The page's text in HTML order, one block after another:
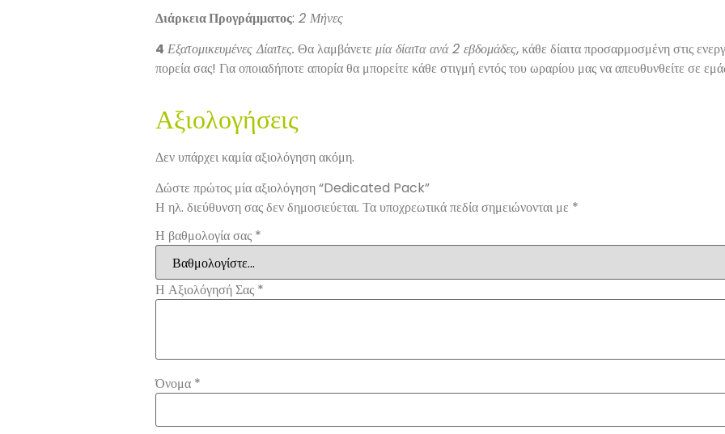
Διάρκεια Προγράμματος: 2 Μήνες
4 Εξατομικευμένες Δίαιτες. Θα λαμβάνετε μία δίαιτα ανά 2 εβδομάδες, κάθε δίαιτα προσαρμοσμένη στις
πορεία σας! Για οποιαδήποτε απορία θα μπορείτε κάθε στιγμή εντός του ωραρίου μας να απευθυνθείτε σε
Αξιολογήσεις
Δεν υπάρχει καμία αξιολόγηση ακόμη.
Δώστε πρώτος μία αξιολόγηση “Dedicated Pack”
Η ηλ. διεύθυνση σας δεν δημοσιεύεται. Τα υποχρεωτικά πεδία σημειώνονται με *
Η βαθμολογία σας *
Η Αξιολόγησή Σας *
Όνομα *